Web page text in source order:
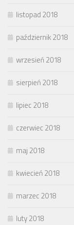
listopad 2018
październik 2018
wrzesień 2018
sierpień 2018
lipiec 2018
czerwiec 2018
maj 2018
kwiecień 2018
marzec 2018
luty 2018